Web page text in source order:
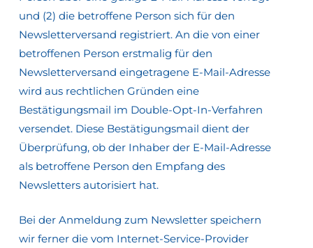
und (2) die betroffene Person sich für den
Newsletterversand registriert. An die von einer
betroffenen Person erstmalig für den
Newsletterversand eingetragene E-Mail-Adresse
wird aus rechtlichen Gründen eine
Bestätigungsmail im Double-Opt-In-Verfahren
versendet. Diese Bestätigungsmail dient der
Überprüfung, ob der Inhaber der E-Mail-Adresse
als betroffene Person den Empfang des
Newsletters autorisiert hat.
Bei der Anmeldung zum Newsletter speichern
wir ferner die vom Internet-Service-Provider